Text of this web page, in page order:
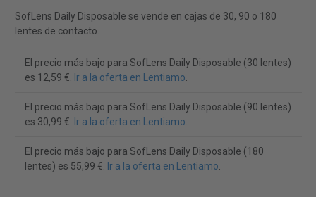
SofLens Daily Disposable se vende en cajas de 30, 90 o 180
lentes de contacto.
El precio más bajo para SofLens Daily Disposable (30 lentes)
es 12,59 €. Ir a la oferta en Lentiamo.
El precio más bajo para SofLens Daily Disposable (90 lentes)
es 30,99 €. Ir a la oferta en Lentiamo.
El precio más bajo para SofLens Daily Disposable (180
lentes) es 55,99 €. Ir a la oferta en Lentiamo.